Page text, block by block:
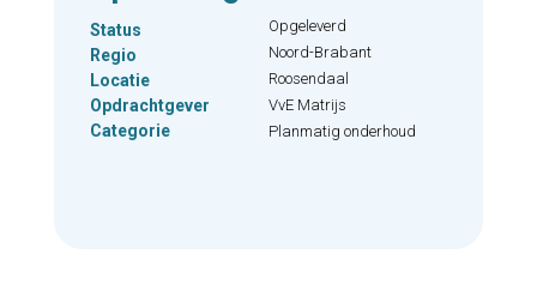
Status
Regio
Locatie
Opdrachtgever
Categorie
Opgeleverd
Noord-Brabant
Roosendaal
VvE Matrijs
Planmatig onderhoud